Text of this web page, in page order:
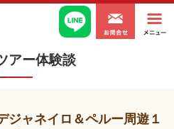
アー体験談
ジャネイロ＆ペルー周遊１